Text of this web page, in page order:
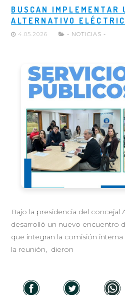
BUSCAN IMPLEMENTAR
ALTERNATIVO
4.05.2026 - NOTICIAS -
Bajo la presidencia del concejal
desarrolló un nuevo encuentro
que integran la comisión
la reunión, dieron